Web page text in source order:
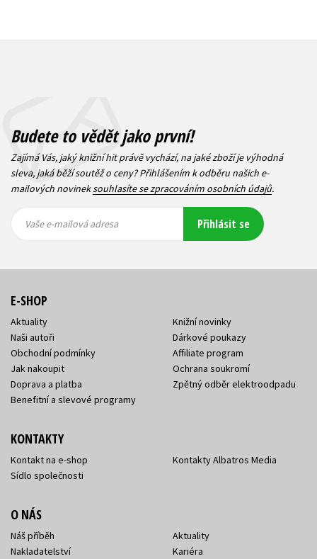
Budete to vědět jako první!
Zajímá Vás, jaký knižní hit právě vychází, na jaké zboží je výhodná
sleva, jaká běží soutěž o ceny? Přihlášením k odběru našich e-
mailových novineksouhlasíte se zpracováním osobních údajů.
mailová
mailová
Vaše e-mailová adresa Přihlásit se
E-SHOP
Aktuality
Naši autoři
Obchodní podmínky
Jak nakoupit
Doprava a platba
Benefitní a slevové programy
Knižní novinky
Dárkové poukazy
Affiliate program
Ochrana soukromí
Zpětný odběr elektroodpadu
KONTAKTY
Kontakt na e-shop
Sídlo společnosti
Kontakty Albatros Media
O NÁS
Náš příběh
Nakladatelství
Aktuality
Kariéra